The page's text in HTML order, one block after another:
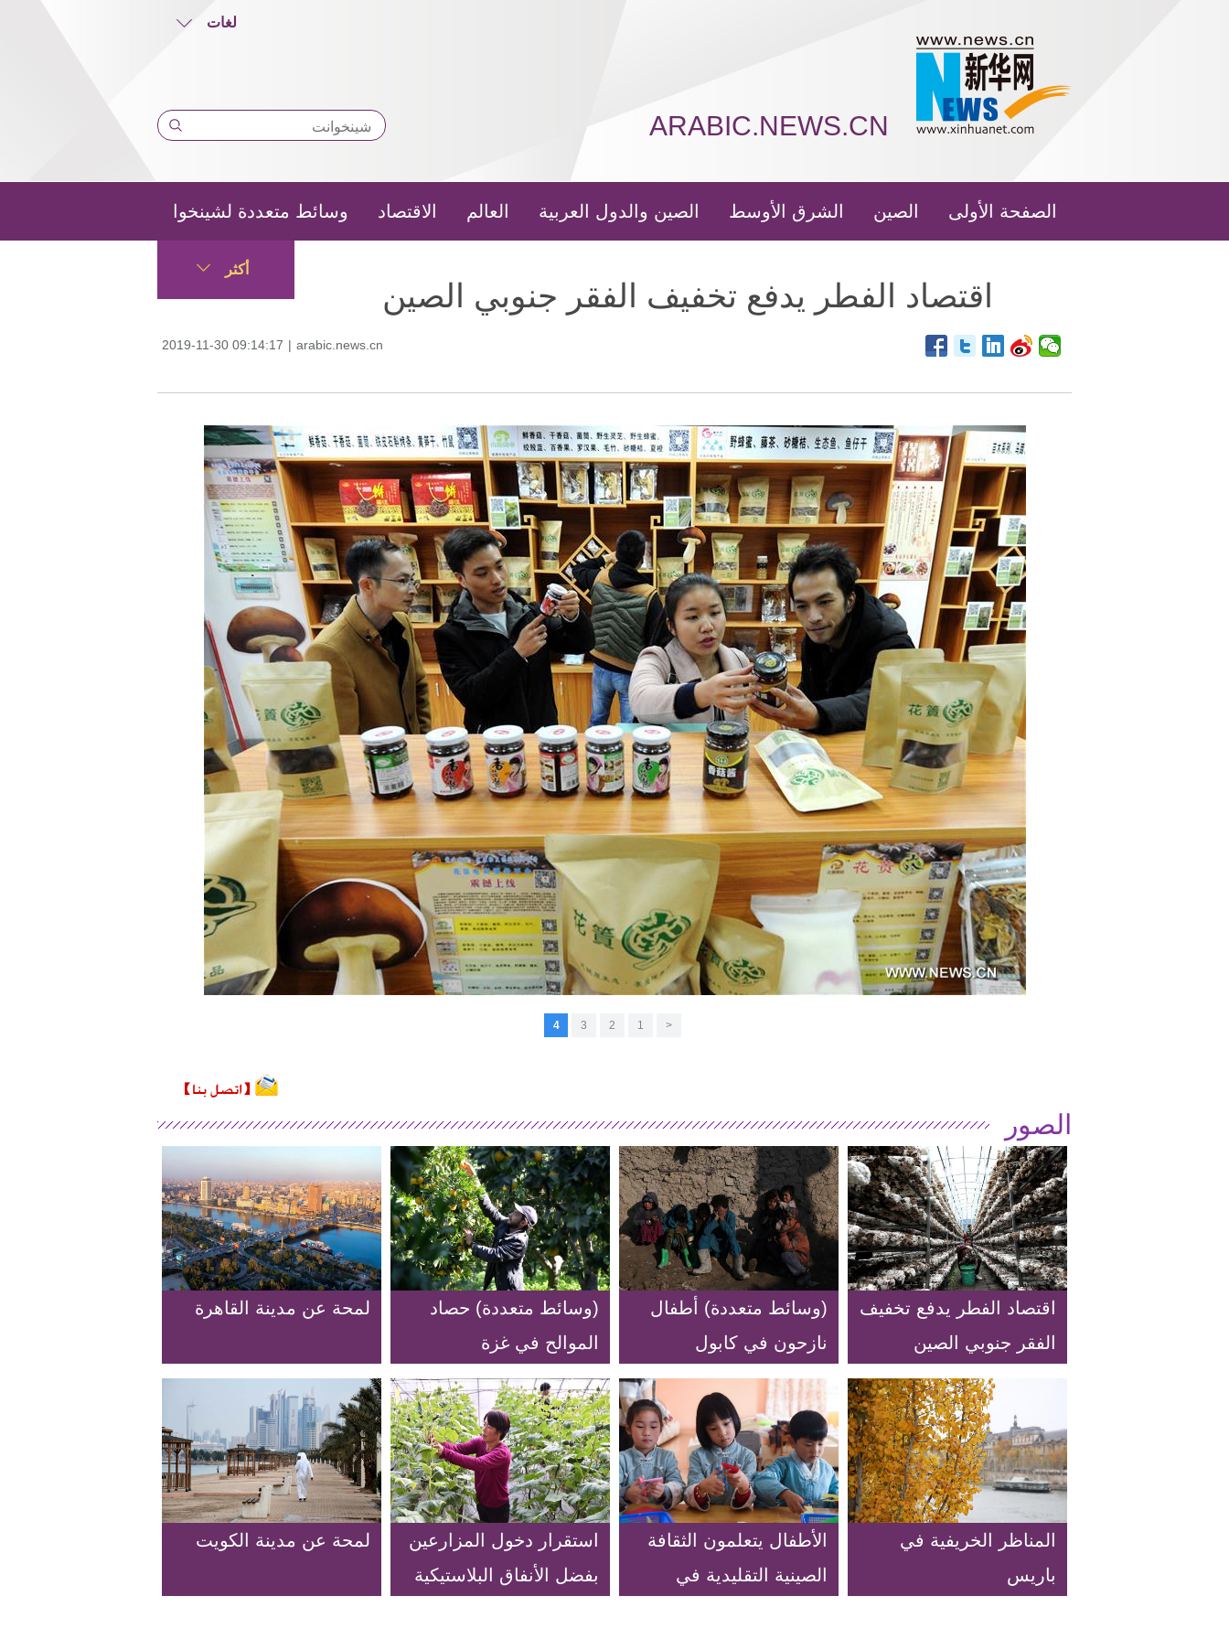
لغات
ARABIC.NEWS.CN
الصفحة الأولى الصين الشرق الأوسط الصين والدول العربية العالم الاقتصاد وسائط متعددة لشينخوا
أكثر
اقتصاد الفطر يدفع تخفيف الفقر جنوبي الصين
2019-11-30 09:14:17 | arabic.news.cn
<
1
2
3
4
الصور
اقتصاد الفطر يدفع تخفيف
الفقر جنوبي الصين
(وسائط متعددة) أطفال
نازحون في كابول
(وسائط متعددة) حصاد
الموالح في غزة
لمحة عن مدينة القاهرة
المناظر الخريفية في
باريس
الأطفال يتعلمون الثقافة
الصينية التقليدية في
استقرار دخول المزارعين
بفضل الأنفاق البلاستيكية
لمحة عن مدينة الكويت